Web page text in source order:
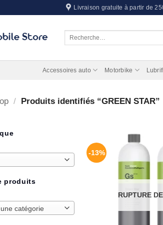
Livraison gratuite à partir de
Accessoires auto Motorbike
/ Produits identifiés “GREEN STAR”
produits
catégorie
-13%
RUPTURE